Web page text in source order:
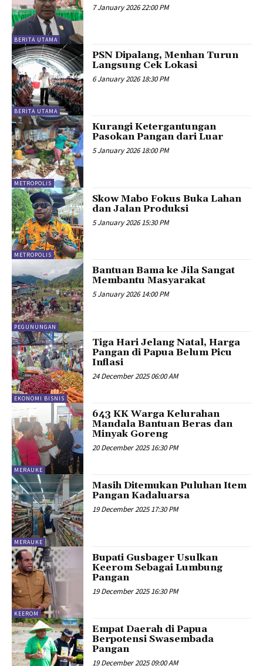
BERITA UTAMA
7 January 2026 22:00 PM
BERITA UTAMA
PSN Dipalang, Menhan Turun
Langsung Cek Lokasi
6 January 2026 18:30 PM
METROPOLIS
Kurangi Ketergantungan
Pasokan Pangan dari Luar
5 January 2026 18:00 PM
METROPOLIS
Skow Mabo Fokus Buka Lahan
dan Jalan Produksi
5 January 2026 15:30 PM
PEGUNUNGAN
Bantuan Bama ke Jila Sangat
Membantu Masyarakat
5 January 2026 14:00 PM
EKONOMI BISNIS
Tiga Hari Jelang Natal, Harga
Pangan di Papua Belum Picu
Inflasi
24 December 2025 06:00 AM
MERAUKE
643 KK Warga Kelurahan
Mandala Bantuan Beras dan
Minyak Goreng
20 December 2025 16:30 PM
MERAUKE
Masih Ditemukan Puluhan Item
Pangan Kadaluarsa
19 December 2025 17:30 PM
KEEROM
Bupati Gusbager Usulkan
Keerom Sebagai Lumbung
Pangan
19 December 2025 16:30 PM
Empat Daerah di Papua
Berpotensi Swasembada
Pangan
19 December 2025 09:00 AM